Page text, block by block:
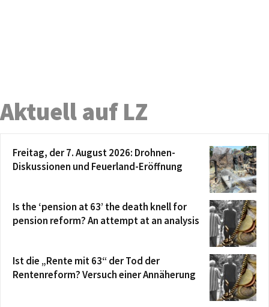
Aktuell auf LZ
Freitag, der 7. August 2026: Drohnen-
Diskussionen und Feuerland-Eröffnung
Is the ‘pension at 63’ the death knell for
pension reform? An attempt at an analysis
Ist die „Rente mit 63“ der Tod der
Rentenreform? Versuch einer Annäherung